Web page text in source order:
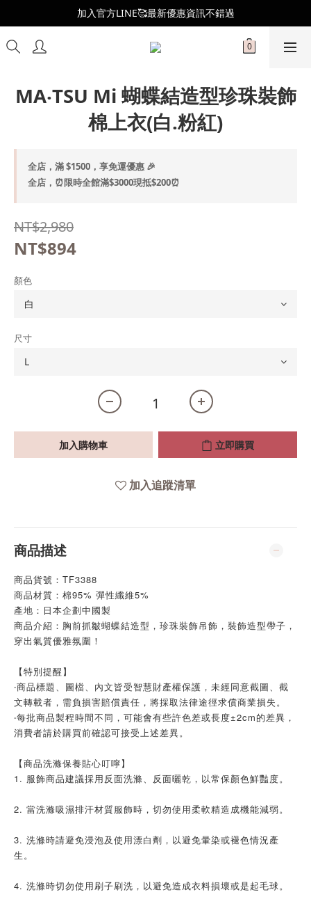
全新會員制度更新👑
加入官方LINE🥰最新優惠資訊不錯過
全新會員制度更新👑
MA‧TSU Mi 蝴蝶結造型珍珠裝飾
棉上衣(白.粉紅)
全店，滿 $1500，享免運優惠 🎉
全店，⏰限時全館滿$3000現抵$200⏰
NT$2,980
NT$894
顏色
尺寸
加入購物車 立即購買
加入追蹤清單
商品描述
商品貨號：TF3388
商品材質：棉95% 彈性纖維5%
產地：日本企劃中國製
商品介紹：胸前抓皺蝴蝶結造型，珍珠裝飾吊飾，裝飾造型帶子，
穿出氣質優雅氛圍！
【特別提醒】
‧商品標題、圖檔、內文皆受智慧財產權保護，未經同意截圖、截
文轉載者，需負損害賠償責任，將採取法律途徑求償商業損失。
‧每批商品製程時間不同，可能會有些許色差或長度±2cm的差異，
消費者請於購買前確認可接受上述差異。
【商品洗滌保養貼心叮嚀】
1. 服飾商品建議採用反面洗滌、反面曬乾，以常保顏色鮮豔度。
2. 當洗滌吸濕排汗材質服飾時，切勿使用柔軟精造成機能減弱。
3. 洗滌時請避免浸泡及使用漂白劑，以避免暈染或褪色情況產
生。
4. 洗滌時切勿使用刷子刷洗，以避免造成衣料損壞或是起毛球。